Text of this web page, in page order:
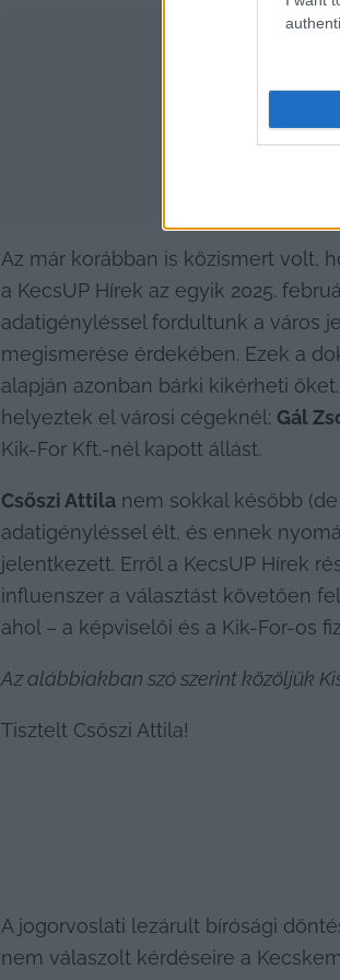
Az már korábban is közismert volt,
a KecsUP Hírek az egyik 2025.
adatigényléssel fordultunk a város
megismerése érdekében. Ezek a
alapján azonban bárki kikérheti
helyeztek el városi cégeknél: Gál
Kik-For Kft.-nél kapott állást.
Csőszi Attila nem sokkal később
adatigényléssel élt, és ennek
jelentkezett. Erről a KecsUP Hírek
influenszer a választást követően
ahol – a képviselői és a Kik-For-os
Az alábbiakban szó szerint közöljük
Tisztelt Csőszi Attila!
A jogorvoslati lezárult bírósági
nem válaszolt kérdéseire a